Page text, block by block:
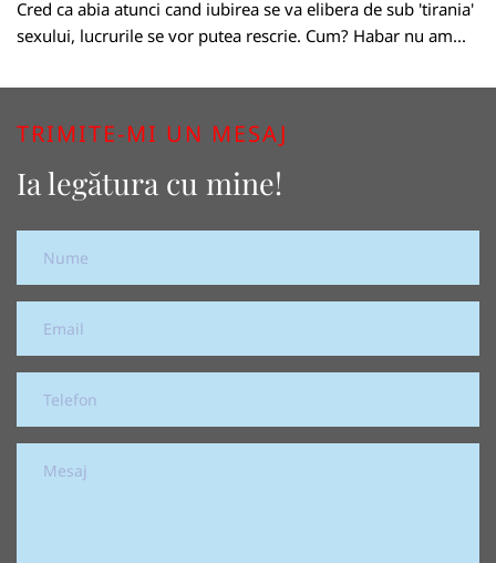
Cred ca abia atunci cand iubirea se va elibera de sub 'tirania'
sexului, lucrurile se vor putea rescrie. Cum? Habar nu am...
TRIMITE-MI UN MESAJ
Ia legătura cu mine!